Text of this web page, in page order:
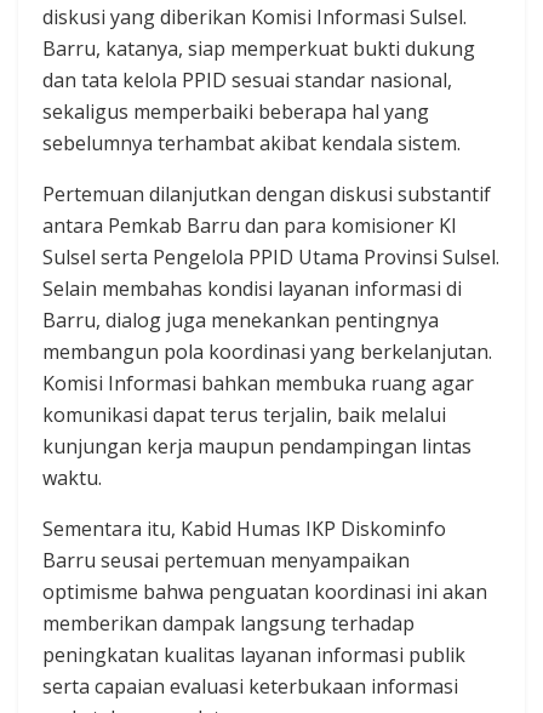
diskusi yang diberikan Komisi Informasi Sulsel.
Barru, katanya, siap memperkuat bukti dukung
dan tata kelola PPID sesuai standar nasional,
sekaligus memperbaiki beberapa hal yang
sebelumnya terhambat akibat kendala sistem.
Pertemuan dilanjutkan dengan diskusi substantif
antara Pemkab Barru dan para komisioner KI
Sulsel serta Pengelola PPID Utama Provinsi Sulsel.
Selain membahas kondisi layanan informasi di
Barru, dialog juga menekankan pentingnya
membangun pola koordinasi yang berkelanjutan.
Komisi Informasi bahkan membuka ruang agar
komunikasi dapat terus terjalin, baik melalui
kunjungan kerja maupun pendampingan lintas
waktu.
Sementara itu, Kabid Humas IKP Diskominfo
Barru seusai pertemuan menyampaikan
optimisme bahwa penguatan koordinasi ini akan
memberikan dampak langsung terhadap
peningkatan kualitas layanan informasi publik
serta capaian evaluasi keterbukaan informasi